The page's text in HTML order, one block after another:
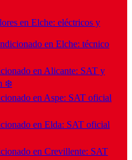
en Elche: eléctricos y
en Elche: técnico
en Alicante: SAT y
❄️
en Aspe: SAT oficial
en Elda: SAT oficial
en Crevillente: SAT